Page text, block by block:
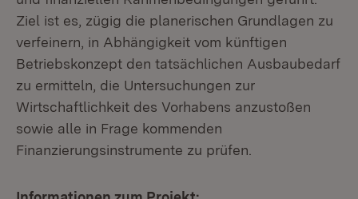
Ziel ist es, zügig die planerischen Grundlagen zu
verfeinern, in Abhängigkeit vom künftigen
Betriebskonzept den tatsächlichen Ausbaubedarf
zu ermitteln, die Untersuchungen zur
Wirtschaftlichkeit des Vorhabens anzustoßen
sowie alle in Frage kommenden
Finanzierungsinstrumente zu prüfen.